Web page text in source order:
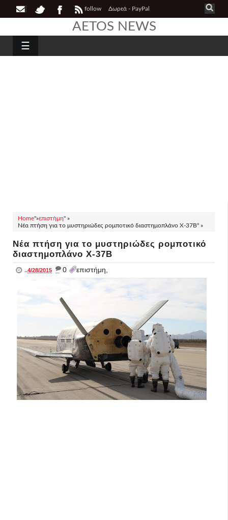
follow Δωρεά - PayPal
AETOS NEWS
☰
Home"»επιστήμη" »
Νέα πτήση για το μυστηριώδες ρομποτικό διαστημοπλάνο Χ-37Β" »
Νέα πτήση για το μυστηριώδες ρομποτικό
διαστημοπλάνο Χ-37Β
..4/28/2015 _ 0 επιστήμη,